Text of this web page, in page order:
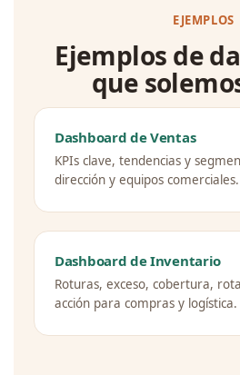
EJEMPLOS
Ejemplos de
que
Dashboard de Ventas
KPIs clave, tendencias y
dirección y equipos comerciales.
Dashboard de Inventario
Roturas, exceso, cobertura,
acción para compras y logística.